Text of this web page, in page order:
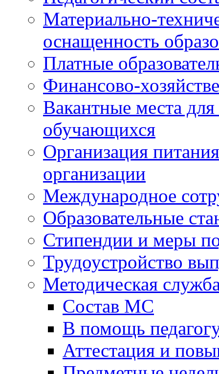
Материально-
оснащенность
Платные
Финансово-
Вакантные места
обучающихся
Организация
организации
Международное
Образовательные
Стипендии и меры
Трудоустройство
Методическая
Состав МС
В помощь
Аттестация и